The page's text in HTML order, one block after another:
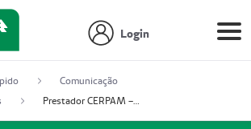
Login
Comunicação
Prestador CERPAM – Centro de Reabilitação S/S Ltda-ME (52004274-8)